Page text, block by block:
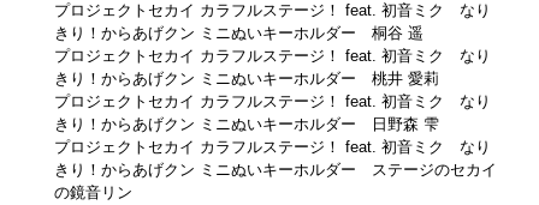
プロジェクトセカイ カラフルステージ！ feat. 初音ミク なり
きり！からあげクン ミニぬいキーホルダー 桐谷 遥
プロジェクトセカイ カラフルステージ！ feat. 初音ミク なり
きり！からあげクン ミニぬいキーホルダー 桃井 愛莉
プロジェクトセカイ カラフルステージ！ feat. 初音ミク なり
きり！からあげクン ミニぬいキーホルダー 日野森 雫
プロジェクトセカイ カラフルステージ！ feat. 初音ミク なり
きり！からあげクン ミニぬいキーホルダー ステージのセカイ
の鏡音リン